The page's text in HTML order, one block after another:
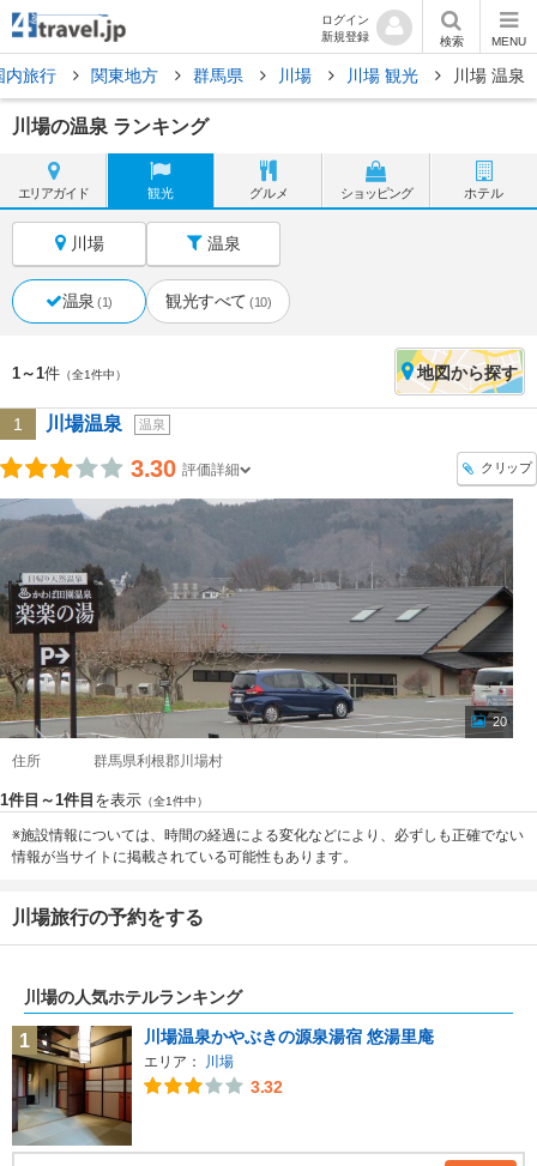
ログイン
新規登録
検索 MENU
内旅行 関東地方 群馬県 川場 川場 観光 川場 温泉
川場の温泉 ランキング
エリアガイド 観光 グルメ ショッピング ホテル
川場 温泉
温泉 (1) 観光すべて (10)
1～1件 （全1件中） 地図から探す
1 川場温泉 温泉
3.30 評価詳細 クリップ
20
住所 群馬県利根郡川場村
1件目～1件目 を表示 （全1件中）
※施設情報については、時間の経過による変化などにより、必ずしも正確でない
情報が当サイトに掲載されている可能性もあります。
川場旅行の予約をする
川場の人気ホテルランキング
1 川場温泉かやぶきの源泉湯宿 悠湯里庵
エリア： 川場
3.32